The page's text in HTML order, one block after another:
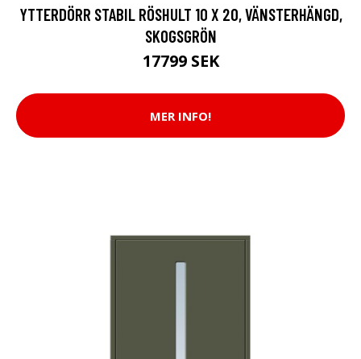
YTTERDÖRR STABIL RÖSHULT 10 X 20, VÄNSTERHÄNGD,
SKOGSGRÖN
17799 SEK
MER INFO!